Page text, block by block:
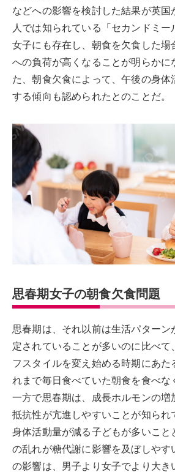
などへの影響を検討した結果が英国
人では知られている「セカンドミ
女子にも存在し、朝食を欠食した場
への負荷が高くなることが明らかに
た、朝食欠食によって、午後の身体
する傾向も認められたとのことだ。
思春期女子の朝食欠食問題
思春期は、それ以前は生活パターン
定されていることが多いのに比べて
フスタイルを変え始める時期にあた
れまで毎日食べていた朝食を食べな
一方で思春期は、成長ホルモンの増
抵抗性が亢進しやすいことが知られ
身体活動量が減る子どもが多いこと
の乱れが糖代謝に影響を及ぼしやす
の影響は、男子より女子でより大き